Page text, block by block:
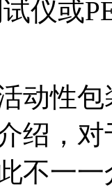
仪或
性包
绍，
不一